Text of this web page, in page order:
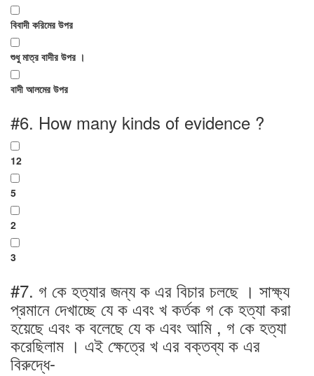
বিবাদী করিমের উপর
শুধু মাত্র বাদীর উপর ।
বাদী আলমের উপর
#6. How many kinds of evidence ?
12
5
2
3
#7. গ কে হত্যার জন্য ক এর বিচার চলছে । সাক্ষ্য
প্রমানে দেখাচ্ছে যে ক এবং খ কর্তক গ কে হত্যা করা
হয়েছে এবং ক বলেছে যে ক এবং আমি , গ কে হত্যা
করেছিলাম । এই ক্ষেত্রে খ এর বক্তব্য ক এর
বিরুদ্ধে-